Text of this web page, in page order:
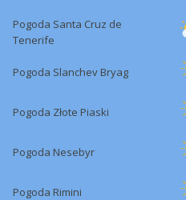
Pogoda Santa Cruz de
Tenerife
Pogoda Slanchev Bryag
Pogoda Złote Piaski
Pogoda Nesebyr
Pogoda Rimini